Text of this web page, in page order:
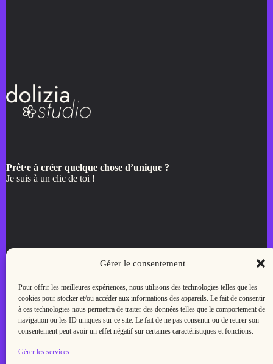
Gérer le consentement
Pour offrir les meilleures expériences, nous utilisons des technologies telles que les
cookies pour stocker et/ou accéder aux informations des appareils. Le fait de consentir
à ces technologies nous permettra de traiter des données telles que le comportement de
navigation ou les ID uniques sur ce site. Le fait de ne pas consentir ou de retirer son
consentement peut avoir un effet négatif sur certaines caractéristiques et fonctions.
Gérer les services
Prêt·e à créer quelque chose d’unique ?
Je suis à un clic de toi !
Menu
Créer mon site
Créer mon logo
Blog
Contact